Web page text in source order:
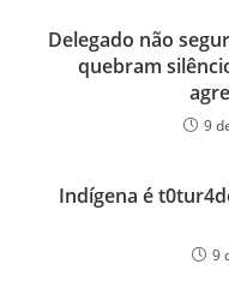
Delegado não
quebram
9
Indígena é
9